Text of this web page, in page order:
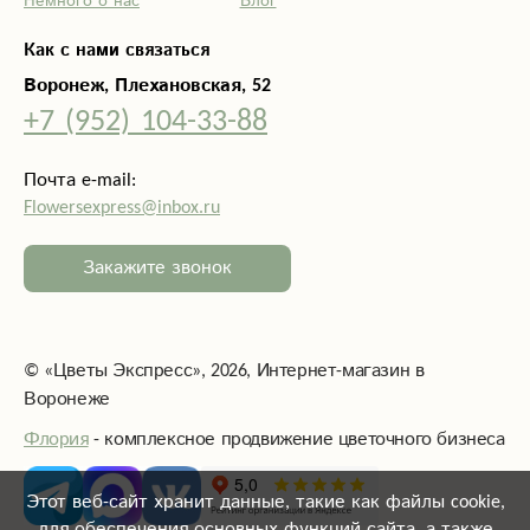
Этот веб-сайт хранит данные, такие как файлы cookie,
Как с нами связаться
Воронеж, Плехановская, 52
+7 (952) 104-33-88
Почта e-mail:
Flowersexpress@inbox.ru
Закажите звонок
© «Цветы Экспресс», 2026, Интернет-магазин в
Воронеже
Флория- комплексное продвижение цветочного бизнеса